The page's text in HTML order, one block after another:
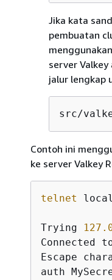
Jika kata
pembuatan
server Valkey
jalur lengkap
src/
Contoh ini
ke server Valkey
telnet
Trying
Connected
Escape
auth